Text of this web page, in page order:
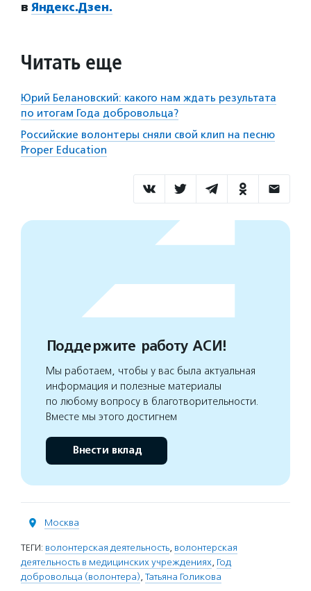
в Яндекс.Дзен.
Читать еще
Юрий Белановский: какого нам ждать результата
по итогам Года добровольца?
Российские волонтеры сняли свой клип на песню
Proper Education
Поддержите работу АСИ!
Мы работаем, чтобы у вас была актуальная
информация и полезные материалы
по любому вопросу в благотворительности.
Вместе мы этого достигнем
Внести вклад
Москва
ТЕГИ: волонтерская деятельность, волонтерская
деятельность в медицинских учреждениях, Год
добровольца (волонтера), Татьяна Голикова